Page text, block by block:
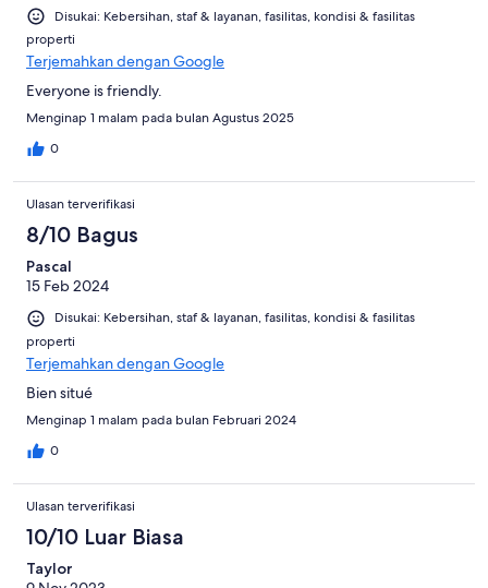
Disukai: Kebersihan, staf & layanan, fasilitas, kondisi & fasilitas
properti
Terjemahkan dengan Google
Everyone is friendly.
Menginap 1 malam pada bulan Agustus 2025
0
Ulasan terverifikasi
8/10 Bagus
Pascal
15 Feb 2024
Disukai: Kebersihan, staf & layanan, fasilitas, kondisi & fasilitas
properti
Terjemahkan dengan Google
Bien situé
Menginap 1 malam pada bulan Februari 2024
0
Ulasan terverifikasi
10/10 Luar Biasa
Taylor